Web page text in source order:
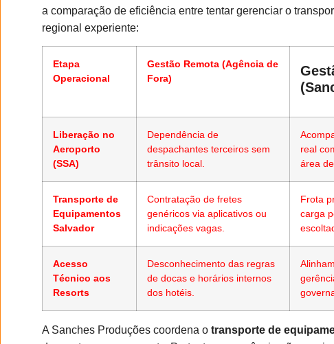
a comparação de eficiência entre tentar gerenciar o
regional experiente:
Etapa
Operacional
Gestão Remota (Agência de
Fora)
Liberação no
Aeroporto
(SSA)
Dependência de
despachantes terceiros sem
trânsito local.
real
área
Transporte de
Equipamentos
Salvador
Contratação de fretes
genéricos via aplicativos ou
indicações vagas.
Frota
carga
Acesso
Técnico aos
Resorts
Desconhecimento das regras
de docas e horários internos
dos hotéis.
A Sanches Produções coordena o transporte de